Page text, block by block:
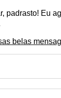
padrasto! Eu
belas